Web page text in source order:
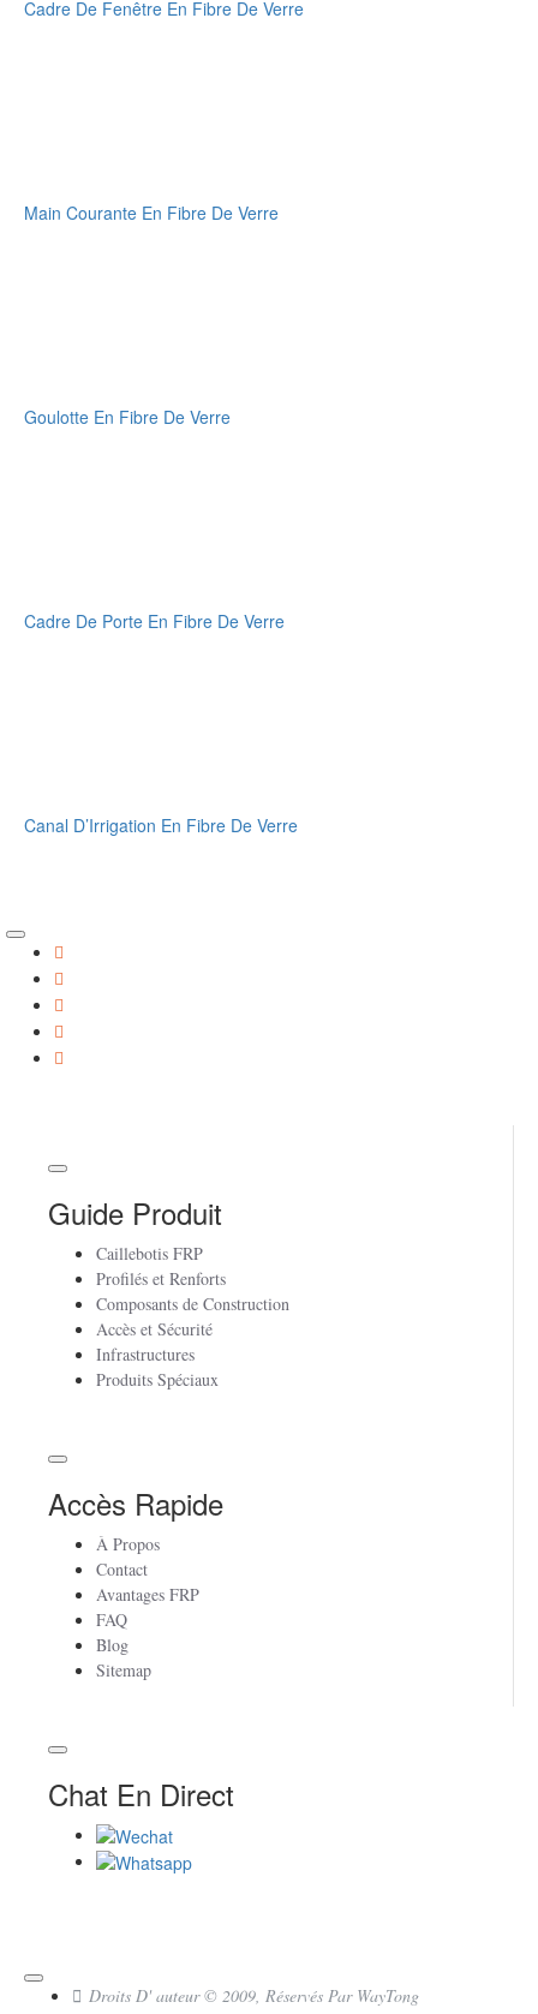
Cadre De Fenêtre En Fibre De Verre
Main Courante En Fibre De Verre
Goulotte En Fibre De Verre
Cadre De Porte En Fibre De Verre
Canal D’Irrigation En Fibre De Verre
Guide Produit
Caillebotis FRP
Profilés et Renforts
Composants de Construction
Accès et Sécurité
Infrastructures
Produits Spéciaux
Accès Rapide
À Propos
Contact
Avantages FRP
FAQ
Blog
Sitemap
Chat En Direct
Droits D' auteur © 2009, Réservés Par WayTong